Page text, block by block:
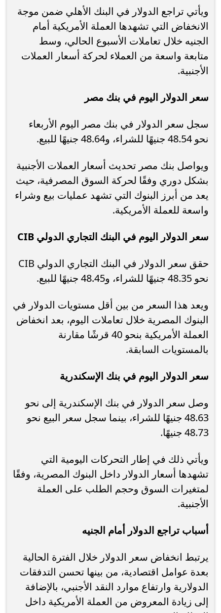
ويأتي تراجع الدولار في البنك الأهلي ضمن موجة
الانخفاض التي تشهدها العملة الأمريكية أمام
الجنيه خلال تعاملات الأسبوع الحالي، وسط
متابعة واسعة من العملاء لحركة أسعار العملات
الأجنبية.
سعر الدولار اليوم في بنك مصر
سجل سعر الدولار في بنك مصر اليوم الأربعاء
نحو 48.54 جنيهًا للشراء، و48.64 جنيهًا للبيع.
ويواصل بنك مصر تحديث أسعار العملات الأجنبية
بشكل دوري وفقًا لحركة السوق المصرفية، حيث
يعد من أبرز البنوك التي تشهد عمليات بيع وشراء
واسعة للعملة الأمريكية.
سعر الدولار اليوم في البنك التجاري الدولي CIB
حقق سعر الدولار في البنك التجاري الدولي CIB
نحو 48.35 جنيهًا للشراء، و48.45 جنيهًا للبيع.
ويعد هذا السعر من بين أقل مستويات الدولار في
البنوك المصرية خلال تعاملات اليوم، بعد انخفاض
العملة الأمريكية بنحو 40 قرشًا مقارنة
بالمستويات السابقة.
سعر الدولار اليوم في بنك الإسكندرية
وصل سعر الدولار في بنك الإسكندرية إلى نحو
48.63 جنيهًا للشراء، بينما سجل سعر البيع نحو
48.73 جنيهًا.
ويأتي ذلك في إطار التحركات اليومية التي
تشهدها أسعار الدولار داخل البنوك المصرية، وفقًا
لمتغيرات السوق وحجم الطلب على العملة
الأجنبية.
أسباب تراجع الدولار أمام الجنيه
يرتبط انخفاض سعر الدولار خلال الفترة الحالية
بعدة عوامل اقتصادية، من بينها تحسن التدفقات
الدولارية وارتفاع موارد النقد الأجنبي، بالإضافة
إلى زيادة المعروض من العملة الأمريكية داخل